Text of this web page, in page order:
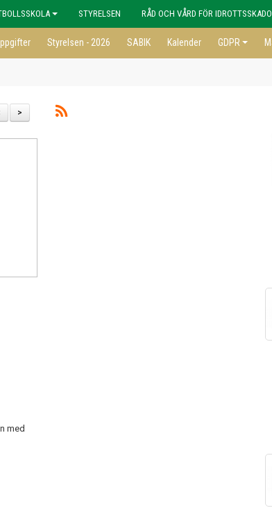
STYRELSEN RÅD OCH VÅRD FÖR
Styrelsen - 2026 SABIK Kalender GDPR
>
med